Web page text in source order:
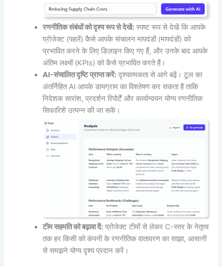
रणनीतिक संबंधों को दृश्य रूप से देखें: स्पष्ट रूप से देखें कि आपके
प्रोजेक्ट (पहलें) कैसे आपके संचालन मापदंडों (मापदंडों) को
प्रभावित करने के लिए डिज़ाइन किए गए हैं, और उनके बाद आपके
अंतिम लक्ष्यों (KPIs) को कैसे प्रभावित करते हैं।
AI-संचालित दृष्टि प्राप्त करें: दृश्यात्मकता से आगे बढ़ें। टूल का
अंतर्निहित AI आपके डायग्राम का विश्लेषण कर सकता है ताकि
निदेशक सारांश, प्रदर्शन रिपोर्टें और कार्यान्वयन योग्य रणनीतिक
सिफारिशें उत्पन्न की जा सकें।
टीम सहमति को बढ़ावा दें: प्रोजेक्ट टीमों से लेकर C-स्तर के नेतृत्व
तक हर किसी को कंपनी के रणनीतिक वातावरण का साझा, आसानी
से समझने योग्य दृश्य प्रदान करें।